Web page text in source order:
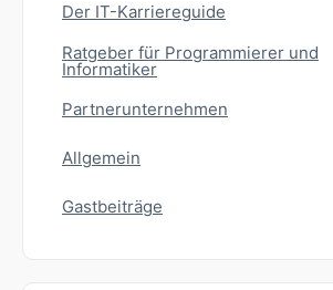
Der IT-Karriereguide
Ratgeber für Programmierer und
Informatiker
Partnerunternehmen
Allgemein
Gastbeiträge